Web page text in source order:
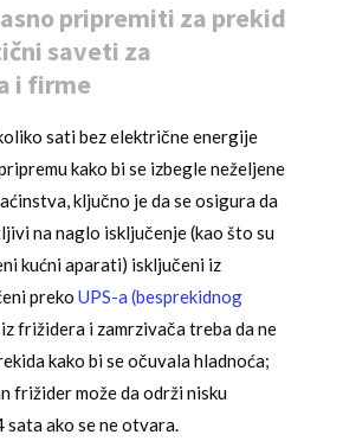
pripremiti za prekid
saveti za
i firme
sati bez električne energije
kako bi se izbegle neželjene
ključno je da se osigura da
na naglo isključenje (kao što su
kućni aparati) isključeni iz
preko UPS-a (besprekidnog
frižidera i zamrzivača treba da ne
kako bi se očuvala hladnoća;
frižider može da održi nisku
sata ako se ne otvara.